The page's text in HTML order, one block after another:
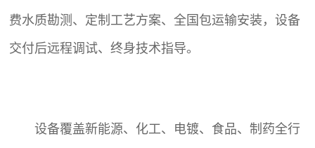
费水质勘测、定制工艺方案、全国包运输安装，设备
交付后远程调试、终身技术指导。
设备覆盖新能源、化工、电镀、食品、制药全行